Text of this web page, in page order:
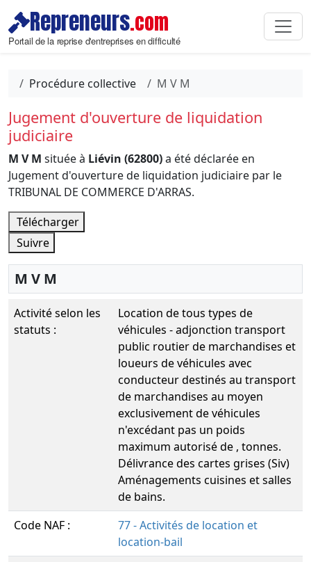
Repreneurs.com
Portail de la reprise d'entreprises en difficulté
Procédure collective M V M
Jugement d'ouverture de liquidation
judiciaire
M V M située à Liévin (62800)a été déclarée en
Jugement d'ouverture de liquidation judiciaire par le
TRIBUNAL DE COMMERCE D'ARRAS.
Télécharger
Suivre
M V M
Activité selon les
statuts :
Location de tous types de
véhicules - adjonction transport
public routier de marchandises et
loueurs de véhicules avec
conducteur destinés au transport
de marchandises au moyen
exclusivement de véhicules
n'excédant pas un poids
maximum autorisé de , tonnes.
Délivrance des cartes grises (Siv)
Aménagements cuisines et salles
de bains.
Code NAF :
77 - Activités de location et
location-bail